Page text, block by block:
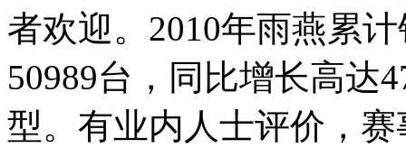
者欢迎。2010年雨燕累
50989台，同比增长高达
型。有业内人士评价，